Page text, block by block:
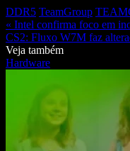
DDR5 TeamGroup
« Intel confirma foco em
CS2: Fluxo W7M faz
Veja também
Hardware